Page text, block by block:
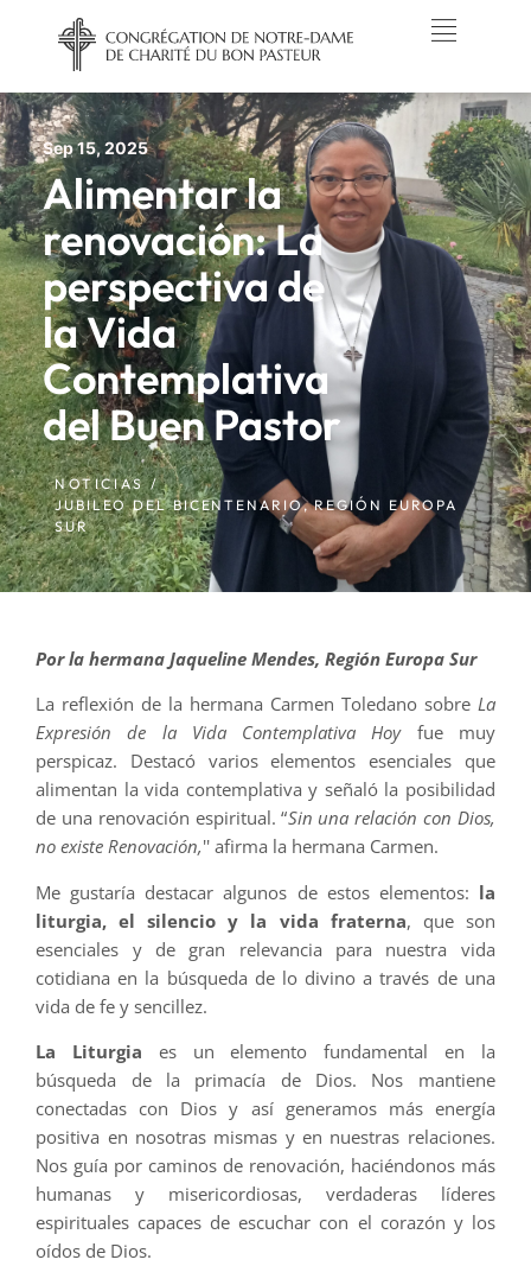
Sep 15, 2025
Alimentar la
renovación: La
perspectiva de
la Vida
Contemplativa
del Buen Pastor
NOTICIAS /
JUBILEO DEL BICENTENARIO,REGIÓN EUROPA
SUR
Por la hermana Jaqueline Mendes, Región Europa Sur
La reflexión de la hermana Carmen Toledano sobre La
Expresión de la Vida Contemplativa Hoyfue muy
perspicaz. Destacó varios elementos esenciales que
alimentan la vida contemplativa y señaló la posibilidad
de una renovación espiritual. “Sin una relación con Dios,
no existe Renovación,'' afirma la hermana Carmen.
Me gustaría destacar algunos de estos elementos: la
liturgia, el silencio y la vida fraterna, que son
esenciales y de gran relevancia para nuestra vida
cotidiana en la búsqueda de lo divino a través de una
vida de fe y sencillez.
La Liturgia es un elemento fundamental en la
búsqueda de la primacía de Dios. Nos mantiene
conectadas con Dios y así generamos más energía
positiva en nosotras mismas y en nuestras relaciones.
Nos guía por caminos de renovación, haciéndonos más
humanas y misericordiosas, verdaderas líderes
espirituales capaces de escuchar con el corazón y los
oídos de Dios.